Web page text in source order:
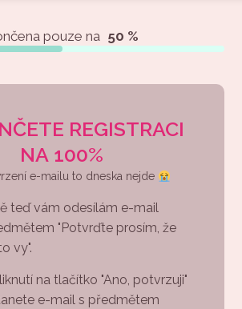
pouze na 50 %
REGISTRACI
NA 100%
e-mailu to dneska nejde
teď vám odesílám e-mail
"Potvrďte prosím, že
vy".
na tlačítko "Ano, potvrzuji"
e-mail s předmětem